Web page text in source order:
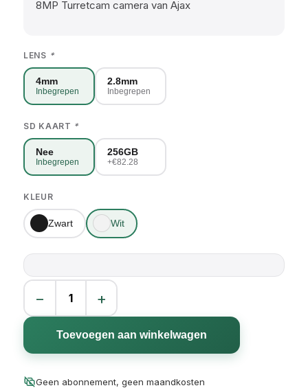
8MP Turretcam camera van Ajax
LENS *
4mm
Inbegrepen
2.8mm
Inbegrepen
SD KAART *
Nee
Inbegrepen
256GB
+€82.28
KLEUR
Zwart Wit
−
Ajax Turretcam 8MP aantal
+
Toevoegen aan winkelwagen
Geen abonnement, geen maandkosten